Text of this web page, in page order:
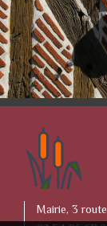
Mairie, 3